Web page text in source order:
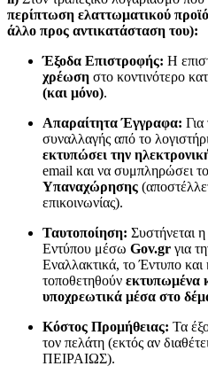
περίπτωση ελαττωματικού
άλλο προς αντικατάσταση του):
Έξοδα Επιστροφής: Η
χρέωση στο κοντινότερο
(και μόνο).
Απαραίτητα Έγγραφα: Για
συναλλαγής από το
εκτυπώσει την
email και να συμπληρώσει
Υπαναχώρησης
επικοινωνίας).
Ταυτοποίηση: Συστήνεται
Εντύπου μέσω Gov.gr για
Εναλλακτικά, το Έντυπο και
τοποθετηθούν εκτυπωμένα
υποχρεωτικά μέσα στο
Κόστος Προμήθειας: Τα
τον πελάτη (εκτός αν
ΠΕΙΡΑΙΩΣ).